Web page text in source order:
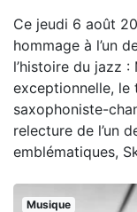
Ce jeudi 6 août
hommage à l’un
l’histoire du jazz
exceptionnelle,
saxophoniste-
relecture de l’un
emblématiques,
Musique